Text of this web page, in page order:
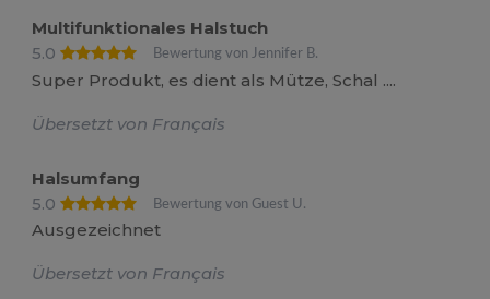
Multifunktionales Halstuch
5.0
Bewertung von Jennifer B.
Super Produkt, es dient als Mütze, Schal ....
Übersetzt von Français
Halsumfang
5.0
Bewertung von Guest U.
Ausgezeichnet
Übersetzt von Français